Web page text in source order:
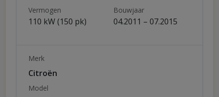
Vermogen
110 kW (150 pk)
Bouwjaar
04.2011 – 07.2015
Merk
Citroën
Model